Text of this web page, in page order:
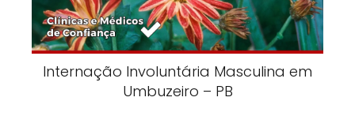
Internação Involuntária Masculina em
Umbuzeiro – PB